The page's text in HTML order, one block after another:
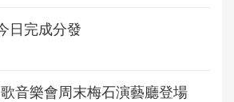
日完成分發
歌音樂會周末梅石演藝廳登場